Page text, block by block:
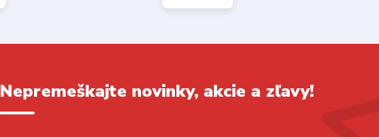
Nepremeškajte novinky, akcie a zľavy!